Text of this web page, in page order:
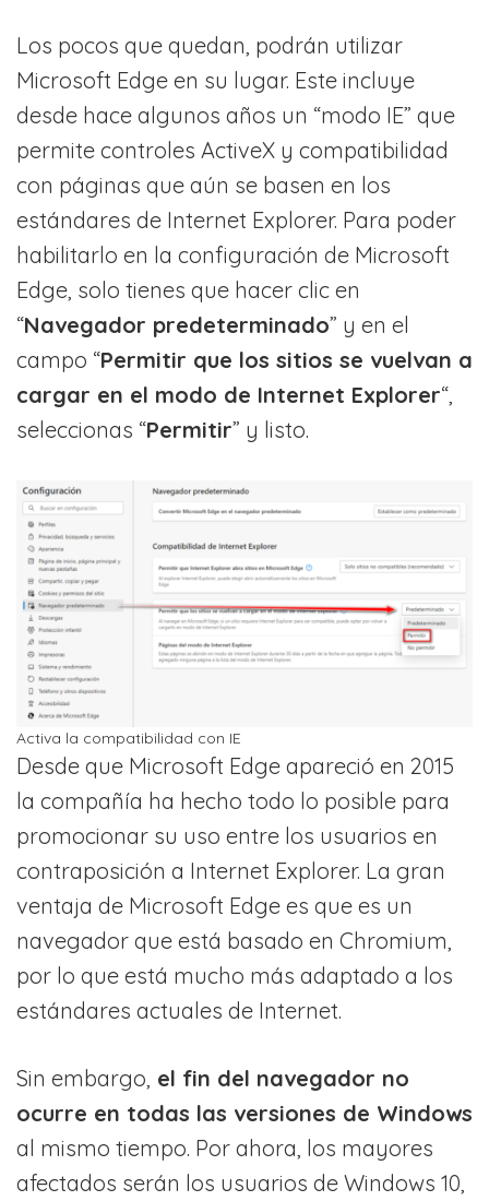
Los pocos que quedan, podrán utilizar
Microsoft Edge en su lugar. Este incluye
desde hace algunos años un “modo IE” que
permite controles ActiveX y compatibilidad
con páginas que aún se basen en los
estándares de Internet Explorer. Para poder
habilitarlo en la configuración de Microsoft
Edge, solo tienes que hacer clic en
“Navegador predeterminado” y en el
campo “Permitir que los sitios se vuelvan a
cargar en el modo de Internet Explorer“,
seleccionas “Permitir” y listo.
Activa la compatibilidad con IE
Desde que Microsoft Edge apareció en 2015
la compañía ha hecho todo lo posible para
promocionar su uso entre los usuarios en
contraposición a Internet Explorer. La gran
ventaja de Microsoft Edge es que es un
navegador que está basado en Chromium,
por lo que está mucho más adaptado a los
estándares actuales de Internet.
Sin embargo, el fin del navegador no
ocurre en todas las versiones de Windows
al mismo tiempo. Por ahora, los mayores
afectados serán los usuarios de Windows 10,